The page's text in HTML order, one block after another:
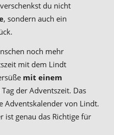
du nicht
, sondern auch ein
noch mehr
mit dem Lindt
mit einem
der Adventszeit. Das
Adventskalender von Lindt.
ist genau das Richtige für